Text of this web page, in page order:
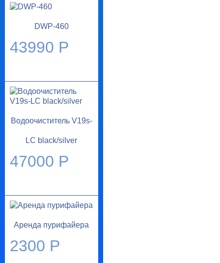
DWP-460
43990 Р
Водоочиститель V19s-
LC black/silver
47000 Р
Аренда пурифайера
2300 Р